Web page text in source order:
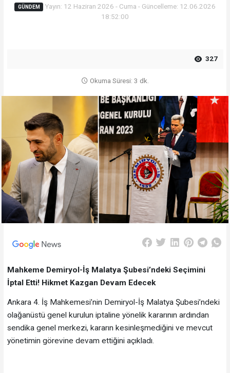
GÜNDEM
Yayın: 12 Haziran 2026 - Cuma - Güncelleme: 12.06.2026
18:52:00
327
Okuma Süresi: 3 dk.
Mahkeme Demiryol-İş Malatya Şubesi’ndeki Seçimini
İptal Etti! Hikmet Kazgan Devam Edecek
Ankara 4. İş Mahkemesi’nin Demiryol-İş Malatya Şubesi’ndeki
olağanüstü genel kurulun iptaline yönelik kararının ardından
sendika genel merkezi, kararın kesinleşmediğini ve mevcut
yönetimin görevine devam ettiğini açıkladı.